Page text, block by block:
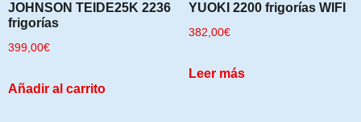
JOHNSON TEIDE25K 2236
frigorías
399,00€
Añadir al carrito
YUOKI 2200 frigorías WIFI
382,00€
Leer más